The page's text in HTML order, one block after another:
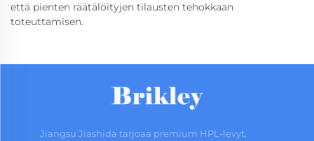
että pienten räätälöityjen tilausten tehokkaan
toteuttamisen.
Jiangsu Jiashida tarjoaa premium HPL-levyt,